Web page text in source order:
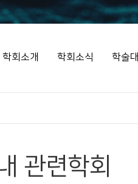
학회소개 학회소식 학술
관련학회